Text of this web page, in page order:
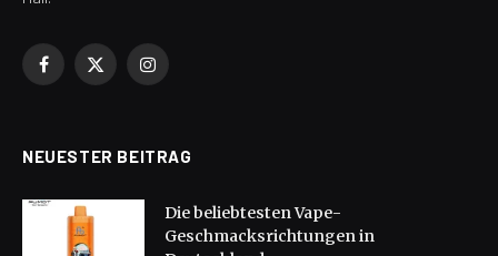
Facebook
X
Instagram
NEUESTER BEITRAG
Die beliebtesten Vape-
Geschmacksrichtungen in